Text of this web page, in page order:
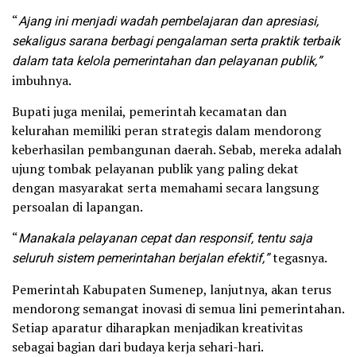
“Ajang ini menjadi wadah pembelajaran dan apresiasi,
sekaligus sarana berbagi pengalaman serta praktik terbaik
dalam tata kelola pemerintahan dan pelayanan publik,”
imbuhnya.
Bupati juga menilai, pemerintah kecamatan dan
kelurahan memiliki peran strategis dalam mendorong
keberhasilan pembangunan daerah. Sebab, mereka adalah
ujung tombak pelayanan publik yang paling dekat
dengan masyarakat serta memahami secara langsung
persoalan di lapangan.
“Manakala pelayanan cepat dan responsif, tentu saja
seluruh sistem pemerintahan berjalan efektif,”tegasnya.
Pemerintah Kabupaten Sumenep, lanjutnya, akan terus
mendorong semangat inovasi di semua lini pemerintahan.
Setiap aparatur diharapkan menjadikan kreativitas
sebagai bagian dari budaya kerja sehari-hari.